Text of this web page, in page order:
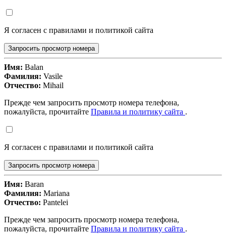
Я согласен с правилами и политикой сайта
Запросить просмотр номера
Имя: Balan
Фамилия: Vasile
Отчество: Mihail
Прежде чем запросить просмотр номера телефона,
пожалуйста, прочитайте Правила и политику сайта .
Я согласен с правилами и политикой сайта
Запросить просмотр номера
Имя: Baran
Фамилия: Mariana
Отчество: Pantelei
Прежде чем запросить просмотр номера телефона,
пожалуйста, прочитайте Правила и политику сайта .